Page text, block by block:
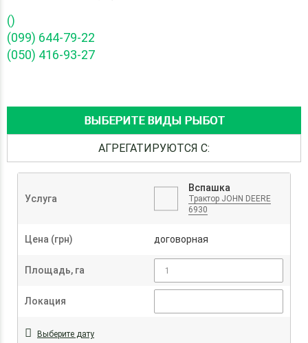
()
(099) 644-79-22
(050) 416-93-27
ВЫБЕРИТЕ ВИДЫ РЫБОТ
АГРЕГАТИРУЮТСЯ С:
Услуга
Вспашка
Трактор JOHN DEERE
6930
Цена (грн) договорная
Площадь, га
Локация
Выберите дату